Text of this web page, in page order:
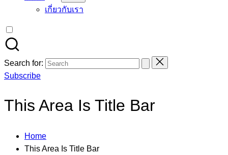
เกี่ยวกับเรา
Search for:
Subscribe
This Area Is Title Bar
Home
This Area Is Title Bar